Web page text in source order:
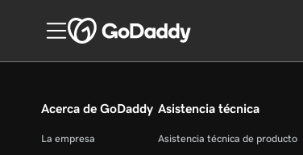
Acerca de GoDaddy
La empresa
Asistencia técnica
Asistencia técnica de producto